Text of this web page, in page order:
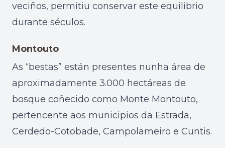
veciños, permitiu conservar este equilibrio
durante séculos.
Montouto
As “bestas” están presentes nunha área de
aproximadamente 3.000 hectáreas de
bosque coñecido como Monte Montouto,
pertencente aos municipios da Estrada,
Cerdedo-Cotobade, Campolameiro e Cuntis.